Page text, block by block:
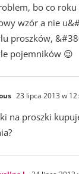
bo co
wzór a nie
proszków,
pojemników 😉
23 lipca 2013 w
na proszki